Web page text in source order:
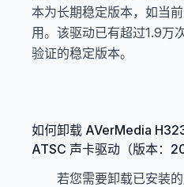
本为长期稳定版本，如当
用。该驱动已有超过1.9万
验证的稳定版本。
如何卸载 AVerMedia
ATSC 声卡驱动（版本：
若您需要卸载已安装